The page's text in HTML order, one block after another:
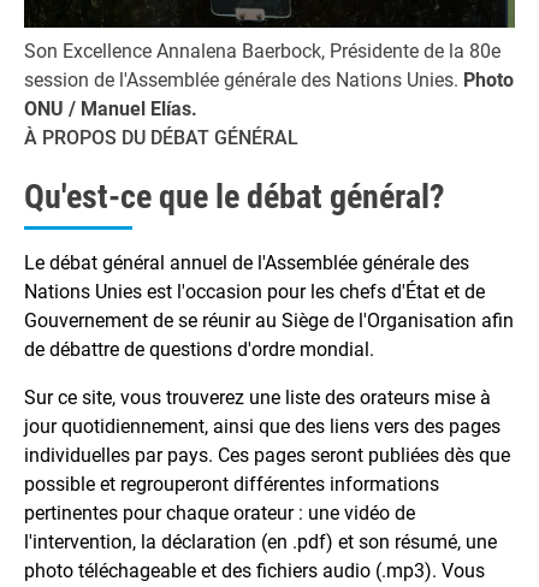
Son Excellence Annalena Baerbock, Présidente de la 80e
session de l'Assemblée générale des Nations Unies. Photo
ONU / Manuel Elías.
À PROPOS DU DÉBAT GÉNÉRAL
Qu'est-ce que le débat général?
Le débat général annuel de l'Assemblée générale des
Nations Unies est l'occasion pour les chefs d'État et de
Gouvernement de se réunir au Siège de l'Organisation afin
de débattre de questions d'ordre mondial.
Sur ce site, vous trouverez une liste des orateurs mise à
jour quotidiennement, ainsi que des liens vers des pages
individuelles par pays. Ces pages seront publiées dès que
possible et regrouperont différentes informations
pertinentes pour chaque orateur : une vidéo de
l'intervention, la déclaration (en .pdf) et son résumé, une
photo téléchageable et des fichiers audio (.mp3). Vous